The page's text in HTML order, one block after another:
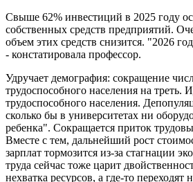
Свыше 62% инвестиций в 2025 году
собственных средств предприятий.
объем этих средств снизится. "2026
- констатировала профессор.
Удручает демография: сокращение
трудоспособного населения на треть.
трудоспособного населения.
сколько бы в университетах ни
ребенка". Сокращается приток
Вместе с тем, дальнейший рост
зарплат тормозится из-за стагнации
труда сейчас тоже царит
нехватка ресурсов, а где-то переходят